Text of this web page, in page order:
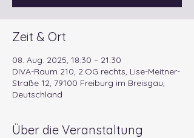
Zeit & Ort
08. Aug. 2025, 18:30 – 21:30
DIVA-Raum 210, 2.OG rechts, Lise-Meitner-
Straße 12, 79100 Freiburg im Breisgau,
Deutschland
Über die Veranstaltung